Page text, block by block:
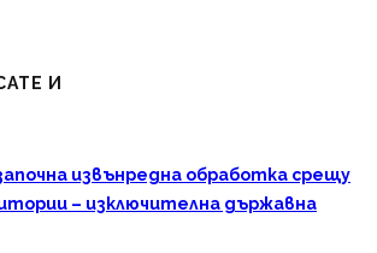
И
извънредна обработка срещу
– изключителна държавна